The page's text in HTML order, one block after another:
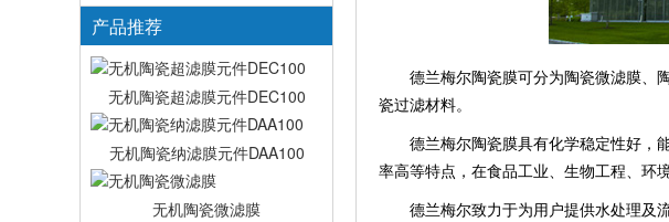
产品推荐
无机陶瓷超滤膜元件DEC100
无机陶瓷纳滤膜元件DAA100
无机陶瓷微滤膜
德兰梅尔陶瓷膜可分为陶瓷微滤膜、陶
瓷过滤材料。
德兰梅尔陶瓷膜具有化学稳定性好，能
率高等特点，在食品工业、生物工程、环
德兰梅尔致力于为用户提供水处理及流